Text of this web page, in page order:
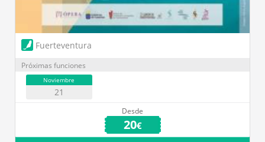
Fuerteventura
Próximas funciones
Noviembre
21
Desde
20€